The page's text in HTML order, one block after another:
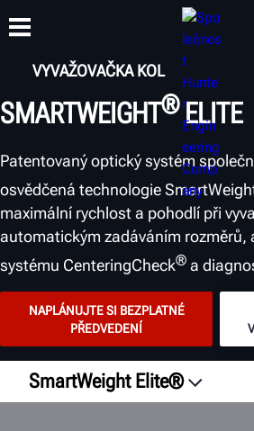
ŠKOLENÍ
VYVAŽOVAČKA KOL
SMARTWEIGHT®ELITE
Patentovaný optický systém
osvědčená technologie
maximální rychlost a pohodlí při
automatickým zadáváním
systému CenteringCheck® a
NAPLÁNUJTE SI BEZPLATNÉ
PŘEDVEDENÍ
SmartWeight Elite®